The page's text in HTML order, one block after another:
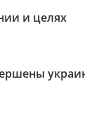
и целях